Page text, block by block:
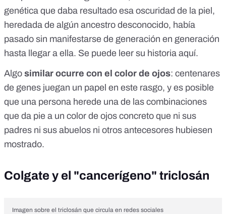
genética que daba resultado esa oscuridad de la piel,
heredada de algún ancestro desconocido, había
pasado sin manifestarse de generación en generación
hasta llegar a ella. Se puede leer su historia aquí.
Algo similar ocurre con el color de ojos: centenares
de genes juegan un papel en este rasgo, y es posible
que una persona herede una de las combinaciones
que da pie a un color de ojos concreto que ni sus
padres ni sus abuelos ni otros antecesores hubiesen
mostrado.
Colgate y el "cancerígeno" triclosán
Imagen sobre el triclosán que circula en redes sociales